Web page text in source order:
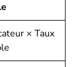
× Taux